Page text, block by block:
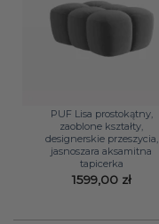
PUF Lisa prostokątny,
zaoblone kształty,
designerskie przeszycia,
jasnoszara aksamitna
tapicerka
1599,00 zł